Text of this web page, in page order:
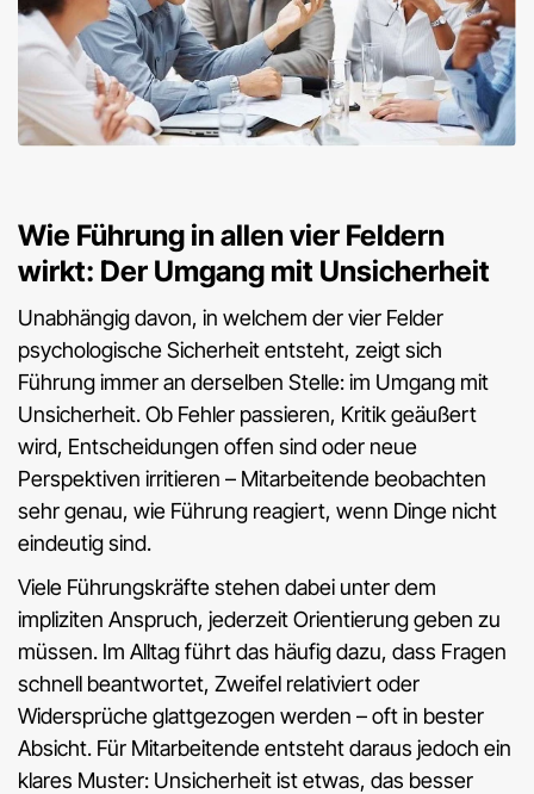
Wie Führung in allen vier Feldern
wirkt: Der Umgang mit Unsicherheit
Unabhängig davon, in welchem der vier Felder
psychologische Sicherheit entsteht, zeigt sich
Führung immer an derselben Stelle: im Umgang mit
Unsicherheit. Ob Fehler passieren, Kritik geäußert
wird, Entscheidungen offen sind oder neue
Perspektiven irritieren – Mitarbeitende beobachten
sehr genau, wie Führung reagiert, wenn Dinge nicht
eindeutig sind.
Viele Führungskräfte stehen dabei unter dem
impliziten Anspruch, jederzeit Orientierung geben zu
müssen. Im Alltag führt das häufig dazu, dass Fragen
schnell beantwortet, Zweifel relativiert oder
Widersprüche glattgezogen werden – oft in bester
Absicht. Für Mitarbeitende entsteht daraus jedoch ein
klares Muster: Unsicherheit ist etwas, das besser